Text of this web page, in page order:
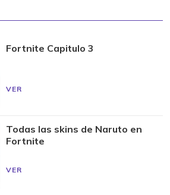
Fortnite Capitulo 3
VER
Todas las skins de Naruto en
Fortnite
VER